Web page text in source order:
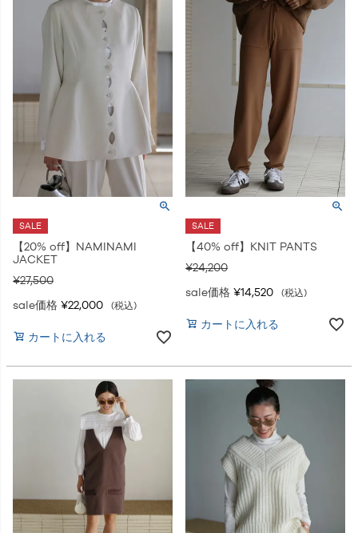
SALE
【20% off】NAMINAMI
JACKET
¥27,500
sale価格 ¥22,000 税込
カートに入れる
SALE
【40% off】KNIT PANTS
¥24,200
sale価格 ¥14,520 税込
カートに入れる